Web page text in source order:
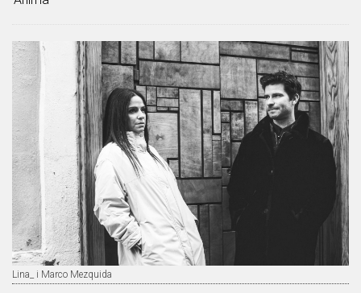
Lina_ i Marco Mezquida